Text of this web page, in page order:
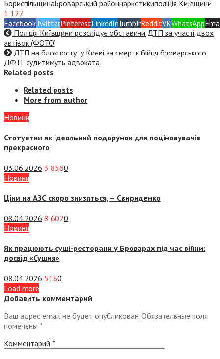
БориспільщинаБроварський районнаркотикиполіція Київщини
1 127
FacebookTwitterPinterestLinkedInTumblrRedditVKWhatsApp
Поліція Київщини розслідує обставини ДТП за участі двох
автівок (ФОТО)
ДТП на блокпосту: у Києві за смерть бійця броварського
ДФТГ судитимуть адвоката
Related posts
Related posts
More from author
Новини
Статуетки як ідеальний подарунок для поціновувачів
прекрасного
03.06.2026 3 8560
Новини
Ціни на АЗС скоро знизяться, – Свириденко
08.04.2026 8 6020
Новини
Як працюють суші-ресторани у Броварах під час війни:
досвід «Сушия»
08.04.2026 5160
Load more
Добавить комментарий
Ваш адрес email не будет опубликован. Обязательные поля
помечены *
Комментарий *